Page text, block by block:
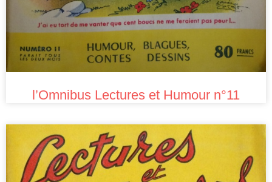
l’Omnibus Lectures et Humour n°11